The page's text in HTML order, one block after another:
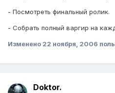
- Посмотреть финальный ролик.
- Собрать полный варгир на
Изменено 22 ноября, 2006
Doktor.